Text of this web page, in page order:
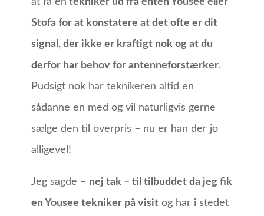
Stofa for at konstatere at det ofte er dit
signal, der ikke er kraftigt nok og at du
derfor har behov for antenneforstærker.
Pudsigt nok har teknikeren altid en
sådanne en med og vil naturligvis gerne
sælge den til overpris – nu er han der jo
alligevel!
Jeg sagde – nej tak – til tilbuddet da jeg fik
en Yousee tekniker på visitog har i stedet